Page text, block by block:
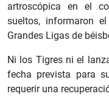
artroscópica en el
sueltos, informaron
Grandes Ligas de
Ni los Tigres ni el
fecha prevista para
requerir una